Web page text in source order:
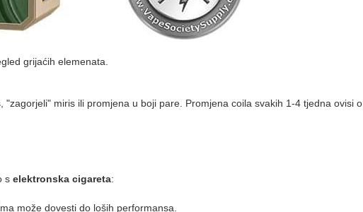
grijaćih elemenata.
miris ili promjena u boji pare. Promjena coila svakih 1-4 tjedna ovisi o
selektronska cigareta:
može dovesti do loših performansa.